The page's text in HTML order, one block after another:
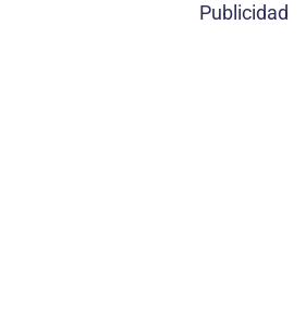
Publicidad